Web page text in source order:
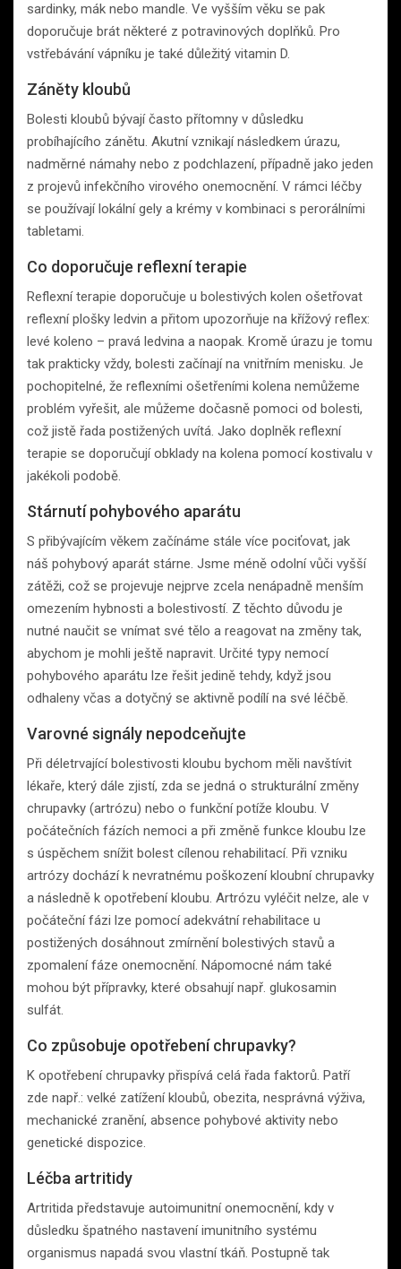
sardinky, mák nebo mandle. Ve vyšším věku se pak
doporučuje brát některé z potravinových doplňků. Pro
vstřebávání vápníku je také důležitý vitamin D.
Záněty kloubů
Bolesti kloubů bývají často přítomny v důsledku
probíhajícího zánětu. Akutní vznikají následkem úrazu,
nadměrné námahy nebo z podchlazení, případně jako jeden
z projevů infekčního virového onemocnění. V rámci léčby
se používají lokální gely a krémy v kombinaci s perorálními
tabletami.
Co doporučuje reflexní terapie
Reflexní terapie doporučuje u bolestivých kolen ošetřovat
reflexní plošky ledvin a přitom upozorňuje na křížový reflex:
levé koleno – pravá ledvina a naopak. Kromě úrazu je tomu
tak prakticky vždy, bolesti začínají na vnitřním menisku. Je
pochopitelné, že reflexními ošetřeními kolena nemůžeme
problém vyřešit, ale můžeme dočasně pomoci od bolesti,
což jistě řada postižených uvítá. Jako doplněk reflexní
terapie se doporučují obklady na kolena pomocí kostivalu v
jakékoli podobě.
Stárnutí pohybového aparátu
S přibývajícím věkem začínáme stále více pociťovat, jak
náš pohybový aparát stárne. Jsme méně odolní vůči vyšší
zátěži, což se projevuje nejprve zcela nenápadně menším
omezením hybnosti a bolestivostí. Z těchto důvodu je
nutné naučit se vnímat své tělo a reagovat na změny tak,
abychom je mohli ještě napravit. Určité typy nemocí
pohybového aparátu lze řešit jedině tehdy, když jsou
odhaleny včas a dotyčný se aktivně podílí na své léčbě.
Varovné signály nepodceňujte
Při déletrvající bolestivosti kloubu bychom měli navštívit
lékaře, který dále zjistí, zda se jedná o strukturální změny
chrupavky (artrózu) nebo o funkční potíže kloubu. V
počátečních fázích nemoci a při změně funkce kloubu lze
s úspěchem snížit bolest cílenou rehabilitací. Při vzniku
artrózy dochází k nevratnému poškození kloubní chrupavky
a následně k opotřebení kloubu. Artrózu vyléčit nelze, ale v
počáteční fázi lze pomocí adekvátní rehabilitace u
postižených dosáhnout zmírnění bolestivých stavů a
zpomalení fáze onemocnění. Nápomocné nám také
mohou být přípravky, které obsahují např. glukosamin
sulfát.
Co způsobuje opotřebení chrupavky?
K opotřebení chrupavky přispívá celá řada faktorů. Patří
zde např.: velké zatížení kloubů, obezita, nesprávná výživa,
mechanické zranění, absence pohybové aktivity nebo
genetické dispozice.
Léčba artritidy
Artritida představuje autoimunitní onemocnění, kdy v
důsledku špatného nastavení imunitního systému
organismus napadá svou vlastní tkáň. Postupně tak